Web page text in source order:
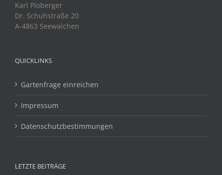
Karl Ploberger
Dr. Schuhstraße 20
A-4863 Seewalchen
QUICKLINKS
Gartenfrage einreichen
Impressum
Datenschutzbestimmungen
LETZTE BEITRÄGE